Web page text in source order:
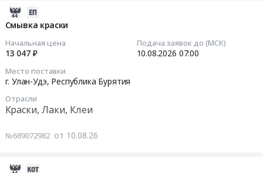
Смывка краски
Начальная цена
13 047 ₽
Подача заявок до (МСК)
10.08.2026 07:00
Место поставки
г. Улан-Удэ, Республика Бурятия
Отрасли
Краски, Лаки, Клеи
№689072982 от 10.08.26